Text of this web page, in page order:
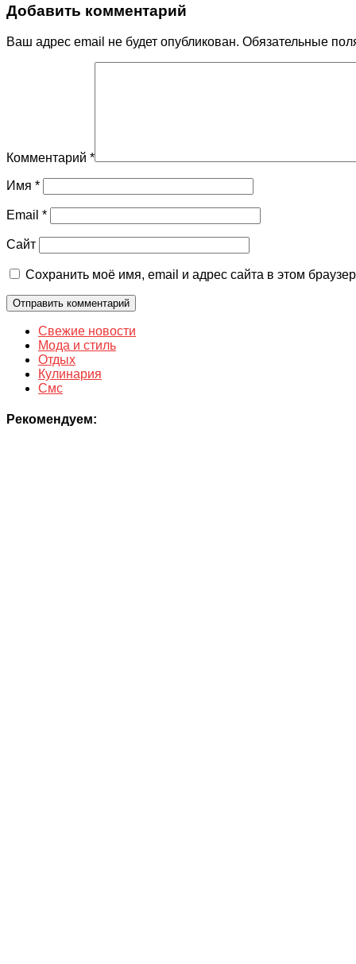
Добавить комментарий
Ваш адрес email не будет опубликован. Обязательные
Комментарий *
Имя *
Email *
Сайт
Сохранить моё имя, email и адрес сайта в этом
Свежие новости
Мода и стиль
Отдых
Кулинария
Смс
Рекомендуем: